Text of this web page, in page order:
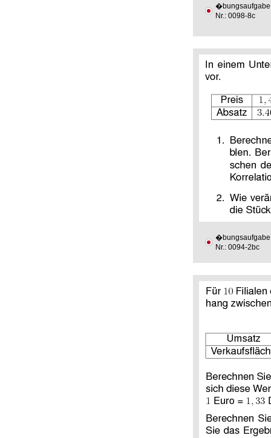
�bungsaufgabe
Nr.: 0098-8c
�bungsaufgabe
Nr.: 0094-2bc